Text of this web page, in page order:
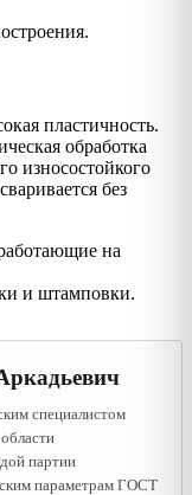
пластичность.
обработка
износостойкого
без
на
и штамповки.
специалистом
партии
параметрам ГОСТ